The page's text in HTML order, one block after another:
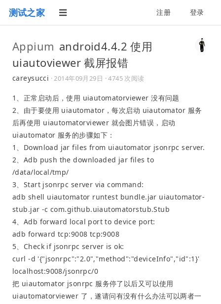
测试之家 注册 登录
Appium android4.4.2 使用
uiautoviewer 截屏报错
careysucci ·2014年09月29日 · 4745 次阅读
1、正常启动后，使用 uiautomatorviewer 没有问题
2、由于要使用 uiautomator，每次启动 uiautomator 服务
后再使用 uiautomatorviewer 就会图片错误，启动
uiautomator 服务的步骤如下：
1、Download jar files from uiautomator jsonrpc server.
2、Adb push the downloaded jar files to
/data/local/tmp/
3、Start jsonrpc server via command:
adb shell uiautomator runtest bundle.jar uiautomator-
stub.jar -c com.github.uiautomatorstub.Stub
4、Adb forward local port to device port:
adb forward tcp:9008 tcp:9008
5、Check if jsonrpc server is ok:
curl -d '{"jsonrpc":"2.0","method":"deviceInfo","id":1}'
localhost:9008/jsonrpc/0
把 uiautomator jsonrpc 服务停了以后又可以使用
uiautomatorviewer 了，遂请问有没有什么办法可以两者一